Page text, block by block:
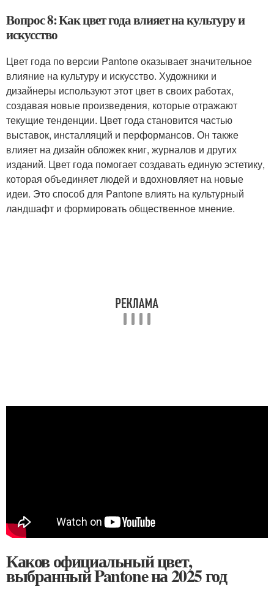
Вопрос 8: Как цвет года влияет на культуру и
искусство
Цвет года по версии Pantone оказывает значительное
влияние на культуру и искусство. Художники и
дизайнеры используют этот цвет в своих работах,
создавая новые произведения, которые отражают
текущие тенденции. Цвет года становится частью
выставок, инсталляций и перформансов. Он также
влияет на дизайн обложек книг, журналов и других
изданий. Цвет года помогает создавать единую эстетику,
которая объединяет людей и вдохновляет на новые
идеи. Это способ для Pantone влиять на культурный
ландшафт и формировать общественное мнение.
Каков официальный цвет,
выбранный Pantone на 2025 год